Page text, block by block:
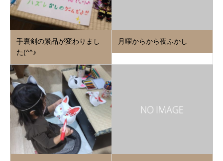
手裏剣の景品が変わりまし
た(^^♪
月曜からから夜ふかし